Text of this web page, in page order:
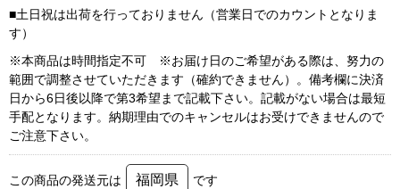
■土日祝は出荷を行っておりません（営業日でのカウントとなりま
す）
※本商品は時間指定不可 ※お届け日のご希望がある際は、努力の
範囲で調整させていただきます（確約できません）。備考欄に決済
日から6日後以降で第3希望まで記載下さい。記載がない場合は最短
手配となります。納期理由でのキャンセルはお受けできませんので
ご注意下さい。
この商品の発送元は 福岡県 です